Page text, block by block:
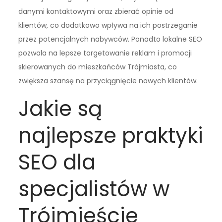
danymi kontaktowymi oraz zbierać opinie od
klientów, co dodatkowo wpływa na ich postrzeganie
przez potencjalnych nabywców. Ponadto lokalne SEO
pozwala na lepsze targetowanie reklam i promocji
skierowanych do mieszkańców Trójmiasta, co
zwiększa szansę na przyciągnięcie nowych klientów.
Jakie są
najlepsze praktyki
SEO dla
specjalistów w
Trójmieście